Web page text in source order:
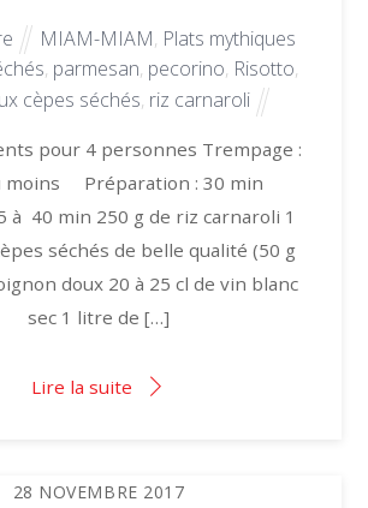
MIAM-MIAM, Plats mythiques
, parmesan, pecorino, Risotto,
cèpes séchés, riz carnaroli
pour 4 personnes Trempage :
moins Préparation : 30 min
à 40 min 250 g de riz carnaroli 1
séchés de belle qualité (50 g
doux 20 à 25 cl de vin blanc
sec 1 litre de […]
Lire la suite
28 NOVEMBRE 2017